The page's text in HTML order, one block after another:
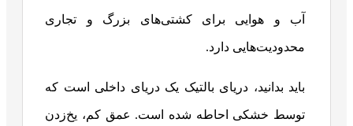
آب و هوایی برای کشتی‌های بزرگ و تجاری
محدودیت‌هایی دارد.
باید بدانید، دریای بالتیک یک دریای داخلی است که
توسط خشکی احاطه شده است. عمق کم، یخ‌زدن